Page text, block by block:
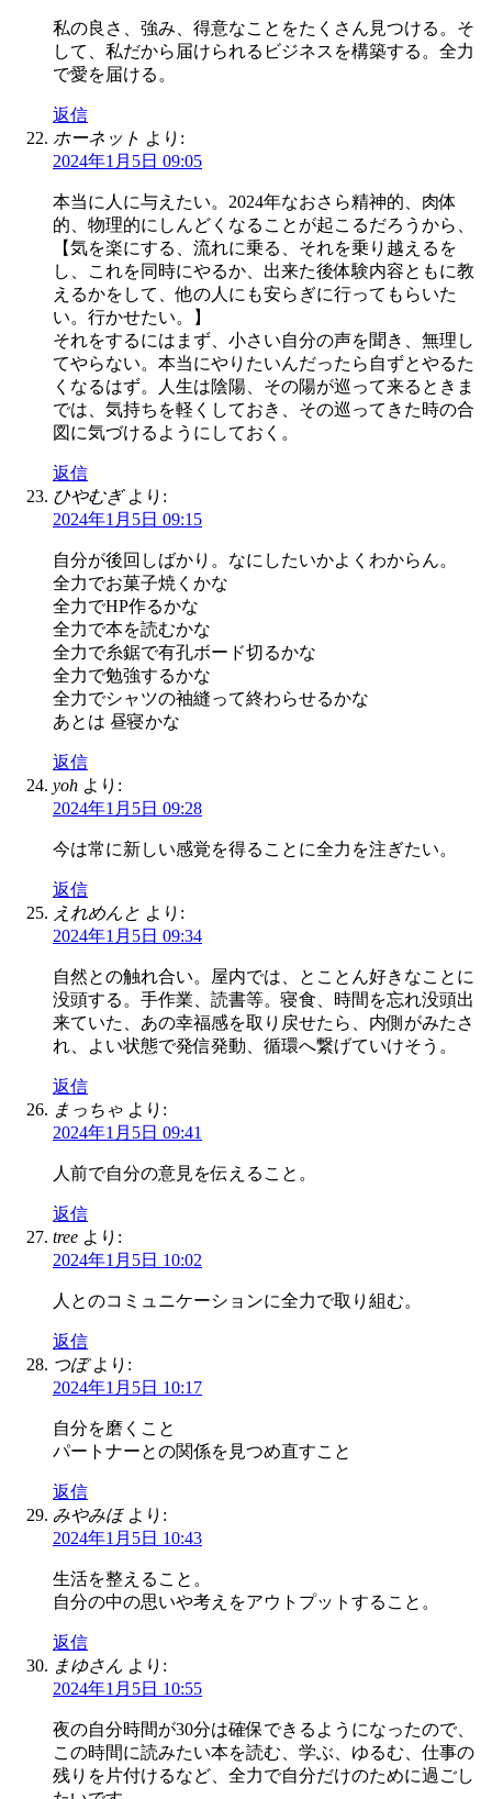
私の良さ、強み、得意なことをたくさん見つける。そ
して、私だから届けられるビジネスを構築する。全力
で愛を届ける。
返信
ホーネット より:
2024年1月5日 09:05
本当に人に与えたい。2024年なおさら精神的、肉体
的、物理的にしんどくなることが起こるだろうから、
【気を楽にする、流れに乗る、それを乗り越えるを
し、これを同時にやるか、出来た後体験内容ともに教
えるかをして、他の人にも安らぎに行ってもらいた
い。行かせたい。】
それをするにはまず、小さい自分の声を聞き、無理し
てやらない。本当にやりたいんだったら自ずとやるた
くなるはず。人生は陰陽、その陽が巡って来るときま
では、気持ちを軽くしておき、その巡ってきた時の合
図に気づけるようにしておく。
返信
ひやむぎ より:
2024年1月5日 09:15
自分が後回しばかり。なにしたいかよくわからん。
全力でお菓子焼くかな
全力でHP作るかな
全力で本を読むかな
全力で糸鋸で有孔ボード切るかな
全力で勉強するかな
全力でシャツの袖縫って終わらせるかな
あとは 昼寝かな
返信
yoh より:
2024年1月5日 09:28
今は常に新しい感覚を得ることに全力を注ぎたい。
返信
えれめんと より:
2024年1月5日 09:34
自然との触れ合い。屋内では、とことん好きなことに
没頭する。手作業、読書等。寝食、時間を忘れ没頭出
来ていた、あの幸福感を取り戻せたら、内側がみたさ
れ、よい状態で発信発動、循環へ繋げていけそう。
返信
まっちゃ より:
2024年1月5日 09:41
人前で自分の意見を伝えること。
返信
tree より:
2024年1月5日 10:02
人とのコミュニケーションに全力で取り組む。
返信
つぼ より:
2024年1月5日 10:17
自分を磨くこと
パートナーとの関係を見つめ直すこと
返信
みやみほ より:
2024年1月5日 10:43
生活を整えること。
自分の中の思いや考えをアウトプットすること。
返信
まゆさん より:
2024年1月5日 10:55
夜の自分時間が30分は確保できるようになったので、
この時間に読みたい本を読む、学ぶ、ゆるむ、仕事の
残りを片付けるなど、全力で自分だけのために過ごし